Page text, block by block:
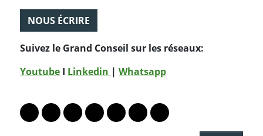
NOUS ÉCRIRE
Suivez le Grand Conseil sur les réseaux:
Youtube I Linkedin | Whatsapp
Lien vers le profil Mastodon
Lien vers le profil Bluesky
Lien vers le profil Instagram
Lien vers le profil Linkedin
Lien vers le profil Facebook
Lien vers le profil Twitter
Partager par WhatsApp